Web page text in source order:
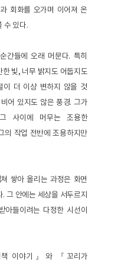
회화를 오가며 이어져 온
수 있다.
간들에 오래 머문다. 특히
빛, 너무 밝지도 어둡지도
이 더 이상 변하지 않을 것
어 있지도 않은 풍경. 그가
사이에 머무는 조용한
의 작업 전반에 조용하지만
쌓아 올리는 과정은 화면
그 안에는 세상을 서두르지
들이려는 다정한 시선이
책 이야기』와 『꼬리가